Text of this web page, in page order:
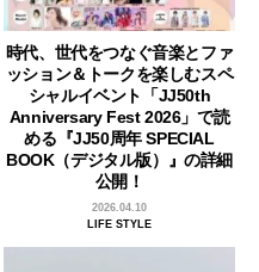
時代、世代をつなぐ音楽とファ
ッション＆トークを楽しむスペ
シャルイベント「JJ50th
Anniversary Fest 2026」で読
める『JJ50周年 SPECIAL
BOOK（デジタル版）』の詳細
公開！
2026.04.10
LIFE STYLE